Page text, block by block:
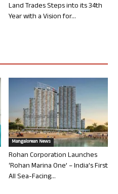
Land Trades Steps into its 34th
Year with a Vision for...
Mangalorean News
Rohan Corporation Launches
‘Rohan Marina One’ – India’s First
All Sea-Facing...